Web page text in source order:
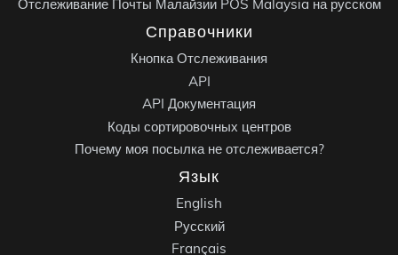
Отслеживание Почты Малайзии POS Malaysia на русском
Справочники
Кнопка Отслеживания
API
API Документация
Коды сортировочных центров
Почему моя посылка не отслеживается?
Язык
English
Русский
Français